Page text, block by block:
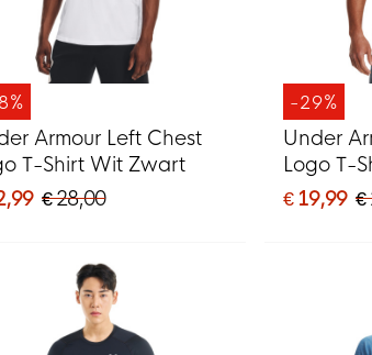
Armour Left Chest
T-Shirt Wit Zwart
€ 28,00
-29%
Under
Logo T-
€ 19,99 €